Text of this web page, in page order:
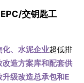
交钥匙工
、水泥企业超低排
改造方案库和配套供
升级改造总承包和E